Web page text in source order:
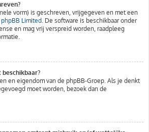
vorm) is geschreven, vrijgegeven en met een
phpBB Limited. De software is beschikbaar onder
en mag vrij verspreid worden, raadpleeg
beschikbaar?
en eigendom van de phpBB-Groep. Als je denkt
moet worden, bezoek dan de